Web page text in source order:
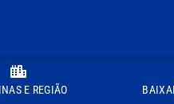
E REGIÃO